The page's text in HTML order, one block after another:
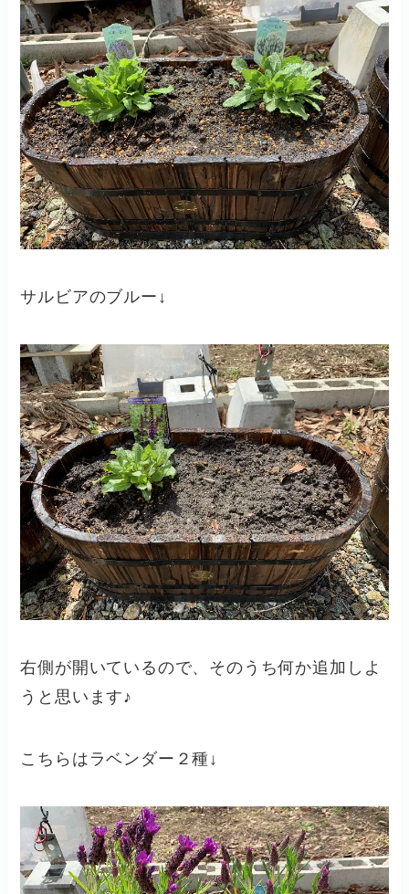
サルビアのブルー↓
右側が開いているので、そのうち何か追加しよ
うと思います♪
こちらはラベンダー２種↓